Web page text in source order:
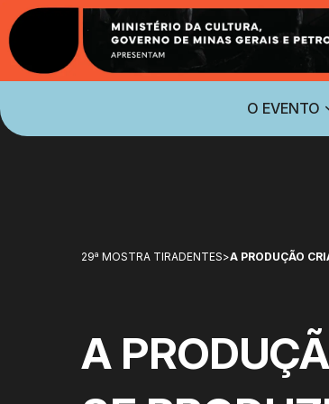
O EVENTO
29ª MOSTRA TIRADENTES>A PRODUÇÃO
A